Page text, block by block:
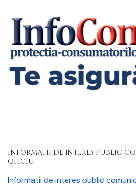
INFORMATII DE INTERES PUBLIC
OFICIU
Informatii de interes public